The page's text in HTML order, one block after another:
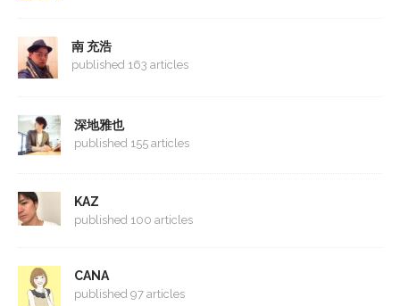
南 充浩
published 163 articles
深地雅也
published 155 articles
KAZ
published 100 articles
CANA
published 97 articles